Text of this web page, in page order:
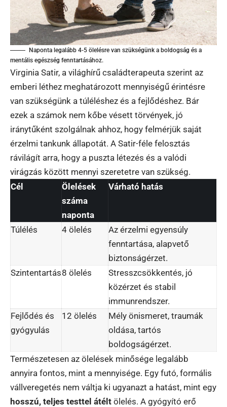
Naponta legalább 4-5 ölelésre van szükségünk a boldogság és a
mentális egészség fenntartásához.
Virginia Satir, a világhírű családterapeuta szerint az
emberi léthez meghatározott mennyiségű érintésre
van szükségünk a túléléshez és a fejlődéshez. Bár
ezek a számok nem kőbe vésett törvények, jó
iránytűként szolgálnak ahhoz, hogy felmérjük saját
érzelmi tankunk állapotát. A Satir-féle felosztás
rávilágít arra, hogy a puszta létezés és a valódi
virágzás között mennyi szeretetre van szükség.
Cél
Ölelések
száma
naponta
Várható hatás
Túlélés 4 ölelés
Az érzelmi egyensúly
fenntartása, alapvető
biztonságérzet.
Szintentartás8 ölelés
Stresszcsökkentés, jó
közérzet és stabil
immunrendszer.
Fejlődés és
gyógyulás
12 ölelés
Mély önismeret, traumák
oldása, tartós
boldogságérzet.
Természetesen az ölelések minősége legalább
annyira fontos, mint a mennyisége. Egy futó, formális
vállveregetés nem váltja ki ugyanazt a hatást, mint egy
hosszú, teljes testtel átélt ölelés. A gyógyító erő